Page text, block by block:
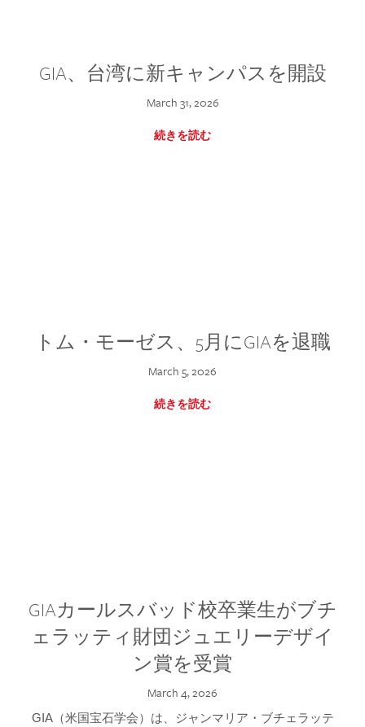
GIA、台湾に新キャンパスを開設
March 31, 2026
続きを読む
トム・モーゼス、5月にGIAを退職
March 5, 2026
続きを読む
GIAカールスバッド校卒業生がブチ
ェラッティ財団ジュエリーデザイ
ン賞を受賞
March 4, 2026
GIA（米国宝石学会）は、ジャンマリア・ブチェラッテ